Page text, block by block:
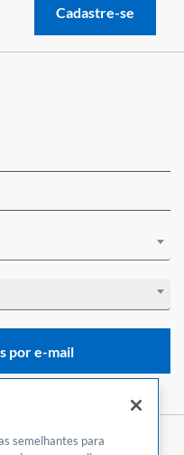
Cadastre-se
por e-mail
semelhantes para